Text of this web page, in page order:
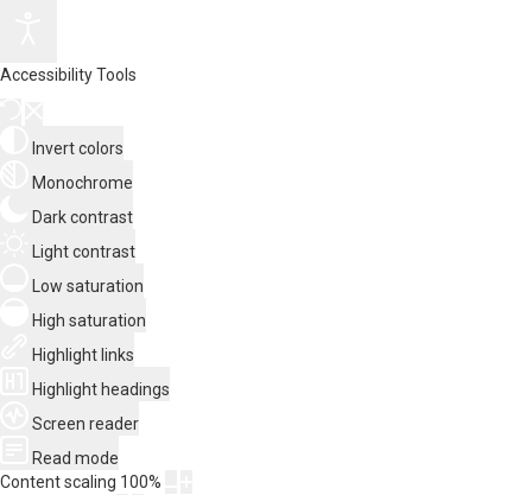
Accessibility Tools
Invert colors
Monochrome
Dark contrast
Light contrast
Low saturation
High saturation
Highlight links
Highlight headings
Screen reader
Read mode
Content scaling 100%